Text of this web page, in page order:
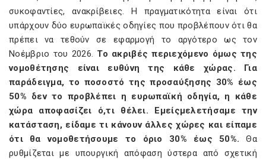
συκοφαντίες, ανακρίβειες. Η πραγματικότητα είναι ότι
υπάρχουν δύο ευρωπαϊκές οδηγίες που προβλέπουν ότι θα
πρέπει να τεθούν σε εφαρμογή το αργότερο ως τον
Νοέμβριο του 2026. Το ακριβές περιεχόμενο όμως της
νομοθέτησης είναι ευθύνη της κάθε χώρας. Για
παράδειγμα, το ποσοστό της προσαύξησης 30% έως
50% δεν το προβλέπει η ευρωπαϊκή οδηγία, η κάθε
χώρα αποφασίζει ό,τι θέλει. Εμείςμελετήσαμε την
κατάσταση, είδαμε τι κάνουν άλλες χώρες και είπαμε
ότι θα νομοθετήσουμε το όριο 30% έως 50%. Θα
ρυθμίζεται με υπουργική απόφαση ύστερα από σχετική